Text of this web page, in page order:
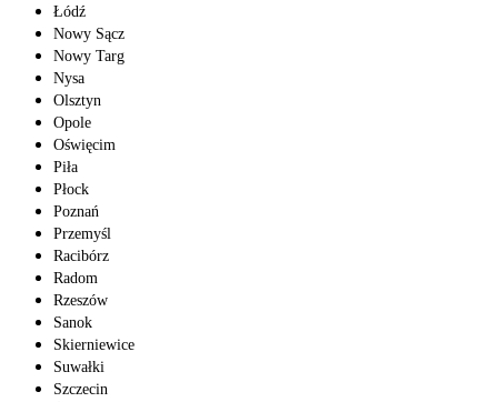
Łódź
Nowy Sącz
Nowy Targ
Nysa
Olsztyn
Opole
Oświęcim
Piła
Płock
Poznań
Przemyśl
Racibórz
Radom
Rzeszów
Sanok
Skierniewice
Suwałki
Szczecin